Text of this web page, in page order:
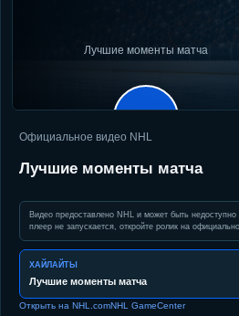
Лучшие моменты матча
▶
Официальное видео NHL
Лучшие моменты матча
Видео предоставлено NHL и может быть
плеер не запускается, откройте ролик на
ХАЙЛАЙТЫ
Лучшие моменты матча
Открыть на NHL.comNHL GameCenter